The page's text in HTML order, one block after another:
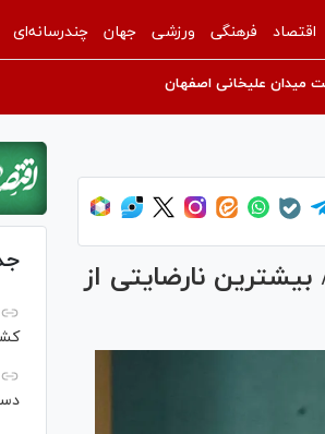
اقتصاد فرهنگی ورزشی جهان چندرسانه‌ای
میدان علیخانی اصفهان
بیشترین نارضایتی از